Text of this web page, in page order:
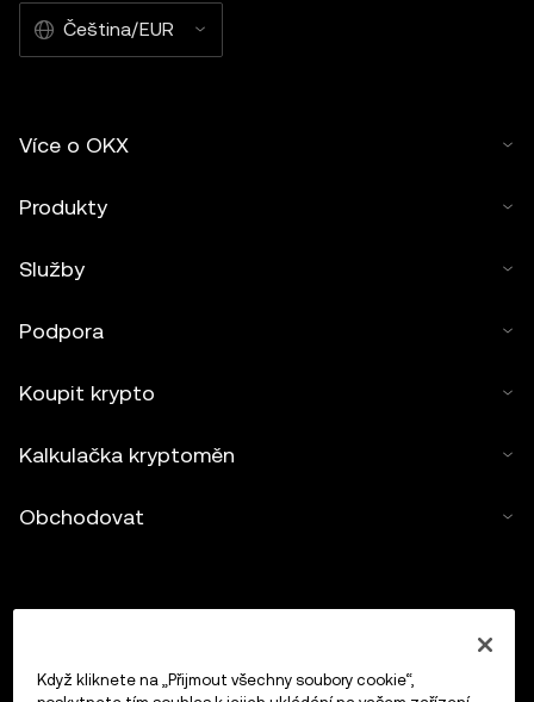
Čeština/EUR
Více o OKX
Produkty
Služby
Podpora
Koupit krypto
Kalkulačka kryptoměn
Obchodovat
Když kliknete na „Přijmout všechny soubory cookie“,